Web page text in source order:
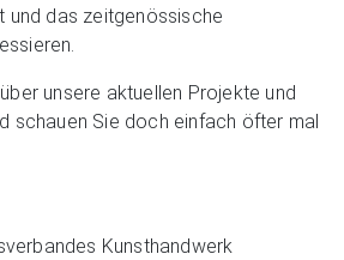
und das zeitgenössische
unsere aktuellen Projekte und
schauen Sie doch einfach öfter mal
Kunsthandwerk